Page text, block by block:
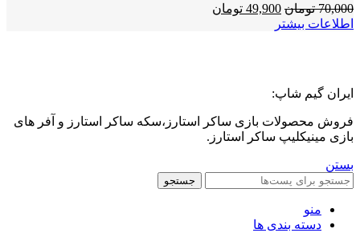
70,000 تومان قیمت
اصلی:
49,900 تومان
اطلاعات بیشتر
ایران گیم شاپ:
فروش محصولات بازی ساکر استارز،سکه ساکر استارز و آفر های
بازی مینیکلیپ ساکر استارز.
بستن
جستجو
منو
دسته بندی ها